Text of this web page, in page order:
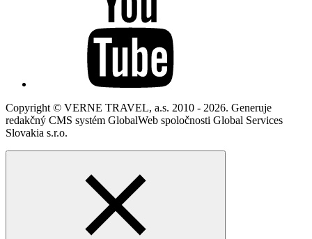
Copyright © VERNE TRAVEL, a.s. 2010 - 2026. Generuje
redakčný CMS systém GlobalWeb spoločnosti Global Services
Slovakia s.r.o.